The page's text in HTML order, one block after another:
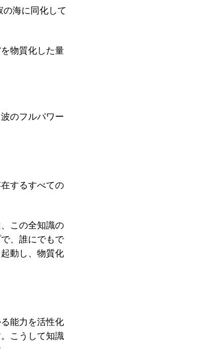
海に同化して
物質化した量
のフルパワー
するすべての
この全知識の
、誰にでもで
動し、物質化
能力を活性化
こうして知識